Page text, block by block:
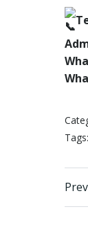
Tags: